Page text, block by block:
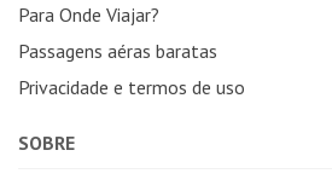
Para Onde Viajar?
Passagens aéras baratas
Privacidade e termos de uso
SOBRE